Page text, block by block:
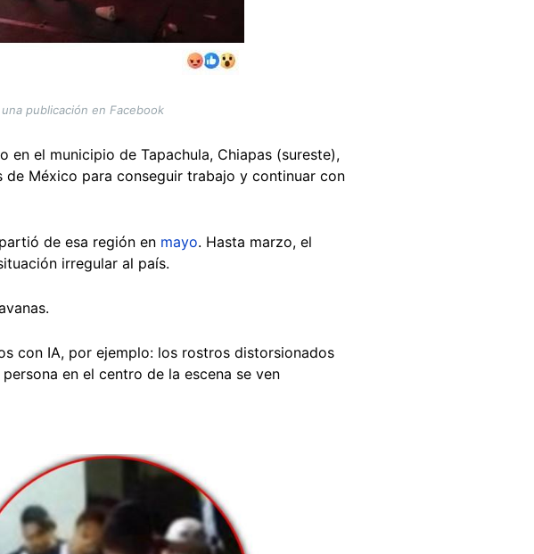
publicación en Facebook
el municipio de Tapachula, Chiapas (sureste),
México para conseguir trabajo y continuar con
de esa región en mayo. Hasta marzo, el
irregular al país.
con IA, por ejemplo: los rostros distorsionados
en el centro de la escena se ven